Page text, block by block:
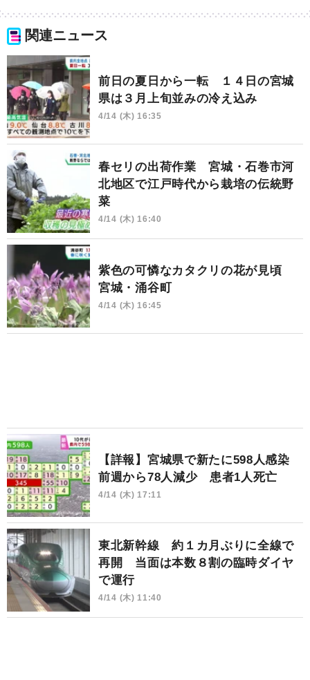
関連ニュース
前日の夏日から一転 １４日の宮城
県は３月上旬並みの冷え込み
4/14 (木) 16:35
春セリの出荷作業 宮城・石巻市河
北地区で江戸時代から栽培の伝統野
菜
4/14 (木) 16:40
紫色の可憐なカタクリの花が見頃
宮城・涌谷町
4/14 (木) 16:45
【詳報】宮城県で新たに598人感染
前週から78人減少 患者1人死亡
4/14 (木) 17:11
東北新幹線 約１カ月ぶりに全線で
再開 当面は本数８割の臨時ダイヤ
で運行
4/14 (木) 11:40